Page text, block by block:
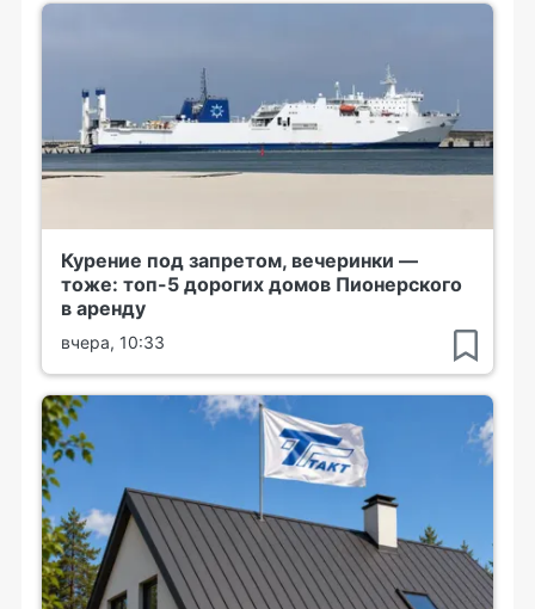
Курение под запретом, вечеринки —
тоже: топ-5 дорогих домов Пионерского
в аренду
вчера, 10:33